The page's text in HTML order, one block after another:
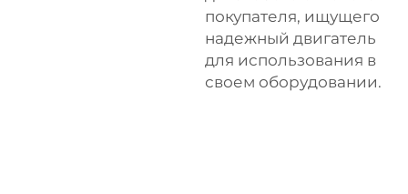
покупателя, ищущего
надежный двигатель
для использования в
своем оборудовании.